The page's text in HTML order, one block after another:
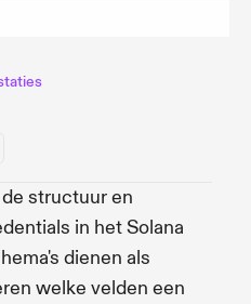
structuur en
in het Solana
dienen als
welke velden een